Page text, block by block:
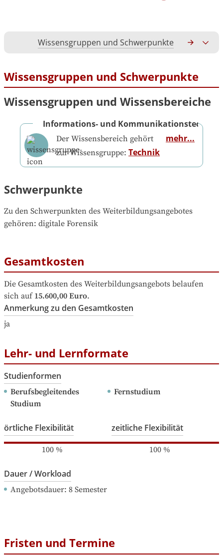
Wissensgruppen und Schwerpunkte
Wissensgruppen und Schwerpunkte
Wissensgruppen und Wissensbereiche
Informations- und Kommunikationstechnik
Der Wissensbereich gehört
zur Wissensgruppe: Technik
mehr...
Schwerpunkte
Zu den Schwerpunkten des Weiterbildungsangebotes
gehören: digitale Forensik
Gesamtkosten
Die Gesamtkosten des Weiterbildungsangebots belaufen
sich auf 15.600,00 Euro.
Anmerkung zu den Gesamtkosten
ja
Lehr- und Lernformate
Studienformen
Berufsbegleitendes
Studium
Fernstudium
örtliche Flexibilität
100%
zeitliche Flexibilität
100%
Dauer / Workload
Angebotsdauer: 8 Semester
Fristen und Termine